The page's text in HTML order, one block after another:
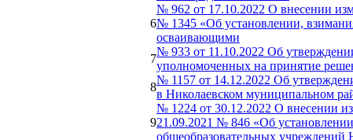
6
№ 962 от 17.10.2022 О внесении
№ 1345 «Об установлении,
осваивающими
7
№ 933 от 11.10.2022 Об
уполномоченных на принятие
8
№ 1157 от 14.12.2022 Об
в Николаевском муниципальном
9
№ 1224 от 30.12.2022 О внесении
21.09.2021 № 846 «Об
общеобразовательных учреждений